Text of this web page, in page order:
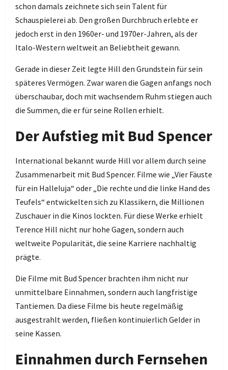
schon damals zeichnete sich sein Talent für
Schauspielerei ab. Den großen Durchbruch erlebte er
jedoch erst in den 1960er- und 1970er-Jahren, als der
Italo-Western weltweit an Beliebtheit gewann.
Gerade in dieser Zeit legte Hill den Grundstein für sein
späteres Vermögen. Zwar waren die Gagen anfangs noch
überschaubar, doch mit wachsendem Ruhm stiegen auch
die Summen, die er für seine Rollen erhielt.
Der Aufstieg mit Bud Spencer
International bekannt wurde Hill vor allem durch seine
Zusammenarbeit mit Bud Spencer. Filme wie „Vier Fäuste
für ein Halleluja“ oder „Die rechte und die linke Hand des
Teufels“ entwickelten sich zu Klassikern, die Millionen
Zuschauer in die Kinos lockten. Für diese Werke erhielt
Terence Hill nicht nur hohe Gagen, sondern auch
weltweite Popularität, die seine Karriere nachhaltig
prägte.
Die Filme mit Bud Spencer brachten ihm nicht nur
unmittelbare Einnahmen, sondern auch langfristige
Tantiemen. Da diese Filme bis heute regelmäßig
ausgestrahlt werden, fließen kontinuierlich Gelder in
seine Kassen.
Einnahmen durch Fernsehen